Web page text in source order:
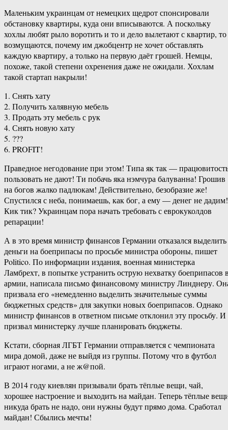
Маленьким украинцам от немецких щедрот спонсировали
обстановку квартиры, куда они вписываются. А поскольку
хохлы любят рыло воротить и то и дело вылетают с квартир, то
возмущаются, почему им джобцентр не хочет обставлять
каждую квартиру, а только на первую даёт грошей. Немцы,
похоже, такой степени охренения даже не ожидали. Хохлам
такой стартап накрыли!
1. Снять хату
2. Получить халявную мебель
3. Продать эту мебель с рук
4. Снять новую хату
5. ???
6. PROFIT!
Праведное негодование при этом! Типа як так —
пользовать не дают! Ти побачь яка нэмчура балуванна! Грошив
на богов жалко падлюкам! Действительно, безобразие же!
Спустился с неба, понимаешь, как бог, а ему — денег не дадим!
Кик тик? Украинцам пора начать требовать с еврокуколдов
репарации!
А в это время министр финансов Германии отказался выделить
деньги на боеприпасы по просьбе министра обороны, пишет
Politico. По информации издания, военная министерка
Ламбрехт, в попытке устранить острую нехватку боеприпасов
армии, написала письмо финансовому министру Линднеру.
призвала его «немедленно выделить значительные суммы
бюджетных средств» для закупки новых боеприпасов. Однако
министр финансов в ответном письме отклонил эту просьбу. И
призвал министерку лучше планировать бюджеты.
Кстати, сборная ЛГБТ Германии отправляется с чемпионата
мира домой, даже не выйдя из группы. Потому что в футбол
играют ногами, а не ж@пой.
В 2014 году киевлян призывали брать тёплые вещи, чай,
хорошее настроение и выходить на майдан. Теперь тёплые
никуда брать не надо, они нужны будут прямо дома. Сработал
майдан! Сбылись мечты!